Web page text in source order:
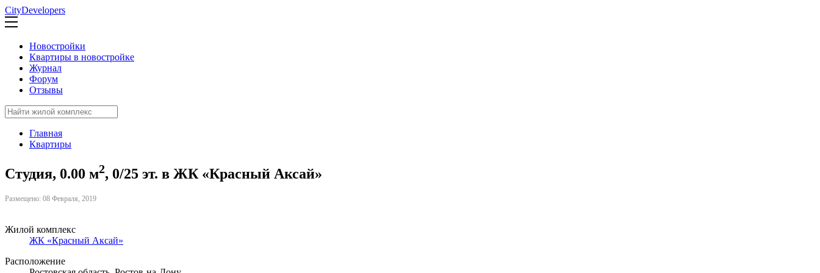
CityDevelopers
Новостройки
Квартиры в новостройке
Журнал
Форум
Отзывы
Главная
Квартиры
Студия, 0.00 м2, 0/25 эт. в ЖК «Красный Аксай»
Размещено: 08 Февраля, 2019
Жилой комплекс
ЖК «Красный Аксай»
Расположение